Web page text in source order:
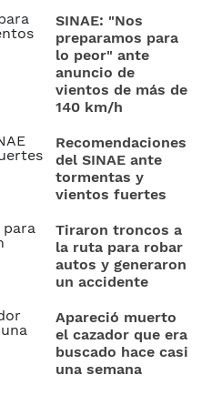
SINAE: "Nos
preparamos para
lo peor" ante
anuncio de
vientos de más de
140 km/h
Recomendaciones
del SINAE ante
tormentas y
vientos fuertes
Tiraron troncos a
la ruta para robar
autos y generaron
un accidente
Apareció muerto
el cazador que era
buscado hace casi
una semana